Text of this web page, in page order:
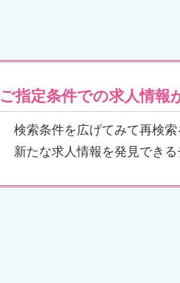
ご指定条件での求人情報
検索条件を広げてみて再検索
新たな求人情報を発見できる